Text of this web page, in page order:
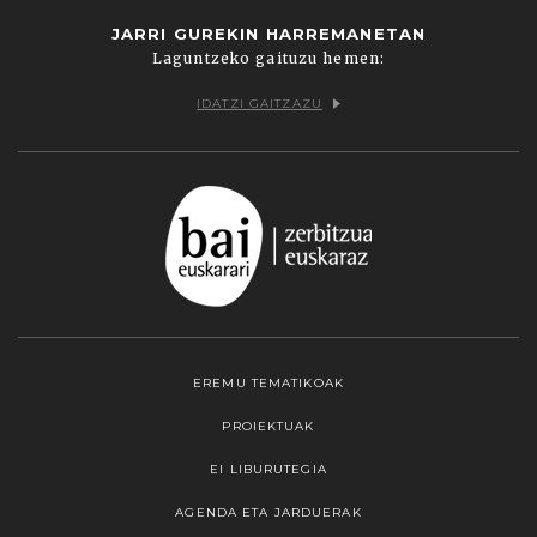
JARRI GUREKIN HARREMANETAN
Laguntzeko gaituzu hemen:
IDATZI GAITZAZU
EREMU TEMATIKOAK
PROIEKTUAK
EI LIBURUTEGIA
AGENDA ETA JARDUERAK